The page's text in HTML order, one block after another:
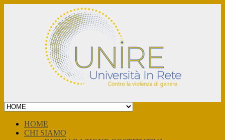
HOME
CHI SIAMO